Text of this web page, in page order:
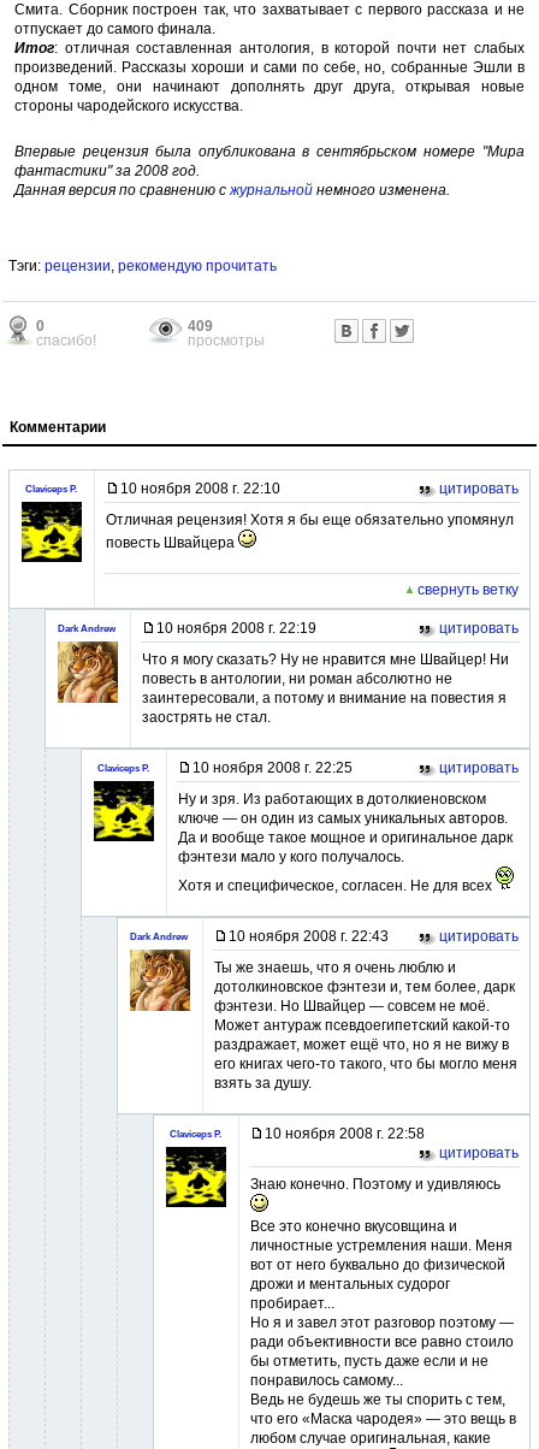
Смита. Сборник построен так, что захватывает с первого рассказа и не
отпускает до самого финала.
Итог: отличная составленная антология, в которой почти нет слабых
произведений. Рассказы хороши и сами по себе, но, собранные Эшли в
одном томе, они начинают дополнять друг друга, открывая новые
стороны чародейского искусства.
Впервые рецензия была опубликована в сентябрьском номере "Мира
фантастики" за 2008 год.
Данная версия по сравнению сжурнальной немного изменена.
Тэги: рецензии, рекомендую прочитать
0
спасибо!
409
просмотры
Комментарии
Claviceps P. 10 ноября 2008 г. 22:10
цитировать
Отличная рецензия! Хотя я бы еще обязательно упомянул
повесть Швайцера
свернуть ветку
Dark Andrew 10 ноября 2008 г. 22:19
цитировать
Что я могу сказать? Ну не нравится мне Швайцер! Ни
повесть в антологии, ни роман абсолютно не
заинтересовали, а потому и внимание на повестия я
заострять не стал.
Claviceps P. 10 ноября 2008 г. 22:25
цитировать
Ну и зря. Из работающих в дотолкиеновском
ключе — он один из самых уникальных авторов.
Да и вообще такое мощное и оригинальное дарк
фэнтези мало у кого получалось.
Хотя и специфическое, согласен. Не для всех
Dark Andrew 10 ноября 2008 г. 22:43
цитировать
Ты же знаешь, что я очень люблю и
дотолкиновское фэнтези и, тем более, дарк
фэнтези. Но Швайцер — совсем не моё.
Может антураж псевдоегипетский какой-то
раздражает, может ещё что, но я не вижу в
его книгах чего-то такого, что бы могло меня
взять за душу.
Claviceps P.
10 ноября 2008 г. 22:58
цитировать
Знаю конечно. Поэтому и удивляюсь
Все это конечно вкусовщина и
личностные устремления наши. Меня
вот от него буквально до физической
дрожи и ментальных судорог
пробирает...
Но я и завел этот разговор поэтому —
ради объективности все равно стоило
бы отметить, пусть даже если и не
понравилось самому...
Ведь не будешь же ты спорить с тем,
что его «Маска чародея» — это вещь в
любом случае оригинальная, какие